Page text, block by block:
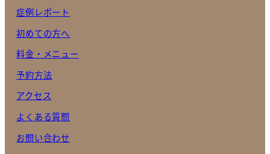
症例レポート
初めての方へ
料金・メニュー
予約方法
アクセス
よくある質問
お問い合わせ